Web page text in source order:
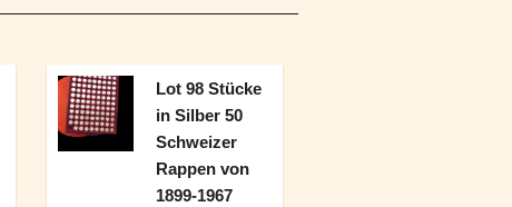
Lot 98 Stücke
in Silber 50
Schweizer
Rappen von
1899-1967